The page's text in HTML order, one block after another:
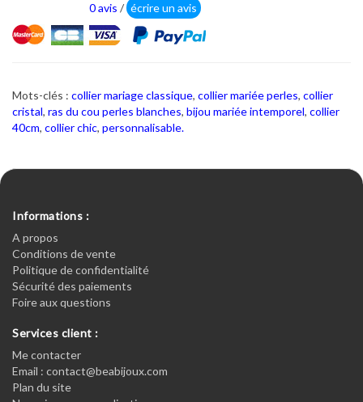
0 avis / écrire un avis
Mots-clés : collier mariage classique, collier mariée perles, collier
cristal, ras du cou perles blanches, bijou mariée intemporel, collier
40cm, collier chic, personnalisable.
Informations :
A propos
Conditions de vente
Politique de confidentialité
Sécurité des paiements
Foire aux questions
Services client :
Me contacter
Email : contact@beabijoux.com
Plan du site